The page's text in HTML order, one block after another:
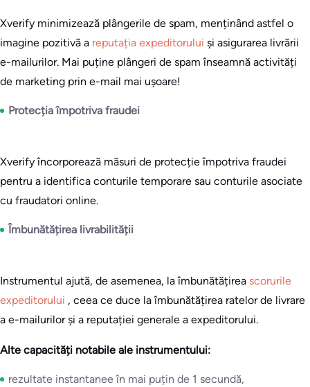
Xverify minimizează plângerile de spam, menținând astfel o
imagine pozitivă a reputația expeditorului și asigurarea livrării
e-mailurilor. Mai puține plângeri de spam înseamnă activități
de marketing prin e-mail mai ușoare!
Protecția împotriva fraudei
Xverify încorporează măsuri de protecție împotriva fraudei
pentru a identifica conturile temporare sau conturile asociate
cu fraudatori online.
Îmbunătățirea livrabilității
Instrumentul ajută, de asemenea, la îmbunătățirea scorurile
expeditorului , ceea ce duce la îmbunătățirea ratelor de livrare
a e-mailurilor și a reputației generale a expeditorului.
Alte capacități notabile ale instrumentului:
rezultate instantanee în mai puțin de 1 secundă,